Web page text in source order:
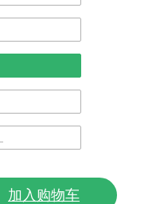
加入购物车